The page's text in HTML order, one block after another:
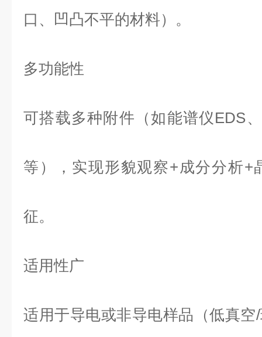
口、凹凸不平的材料）。
多功能性
可搭载多种附件（如能谱仪EDS
等），实现形貌观察+成分分析+
征。
适用性广
适用于导电或非导电样品（低真